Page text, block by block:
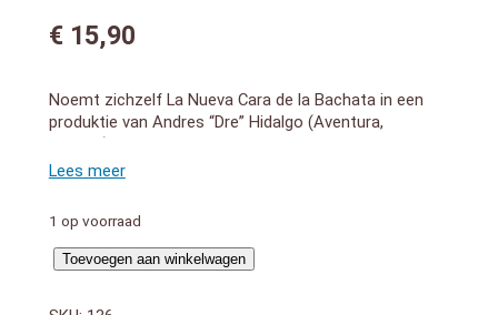
€15,90
Noemt zichzelf La Nueva Cara de la Bachata in een
produktie van Andres “Dre” Hidalgo (Aventura,
Xtreme), ..2014
1. No Se Porqué Te Vas (3:35)
3. Soy Unico (3:46)
4. Pero No (3:42)
5. Can`t Find Love (3:21)
6. Máquina del Tiempo (3:57)
1 op voorraad
It`s
aantal
Toevoegen aan winkelwagen